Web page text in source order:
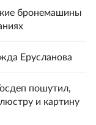
бронемашины
Ерусланова
пошутил,
и картину